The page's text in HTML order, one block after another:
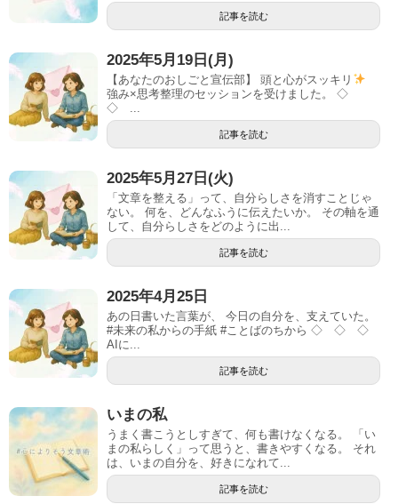
記事を読む
2025年5月19日(月)
【あなたのおしごと宣伝部】 頭と心がスッキリ
強み×思考整理のセッションを受けました。 ◇
◇ ...
記事を読む
2025年5月27日(火)
「文章を整える」って、自分らしさを消すことじゃ
ない。 何を、どんなふうに伝えたいか。 その軸を通
して、自分らしさをどのように出...
記事を読む
2025年4月25日
あの日書いた言葉が、 今日の自分を、支えていた。
#未来の私からの手紙 #ことばのちから ◇ ◇ ◇
AIに...
記事を読む
いまの私
うまく書こうとしすぎて、何も書けなくなる。 「い
まの私らしく」って思うと、書きやすくなる。 それ
は、いまの自分を、好きになれて...
記事を読む